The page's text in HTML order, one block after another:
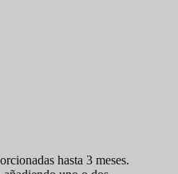
hasta 3 meses.